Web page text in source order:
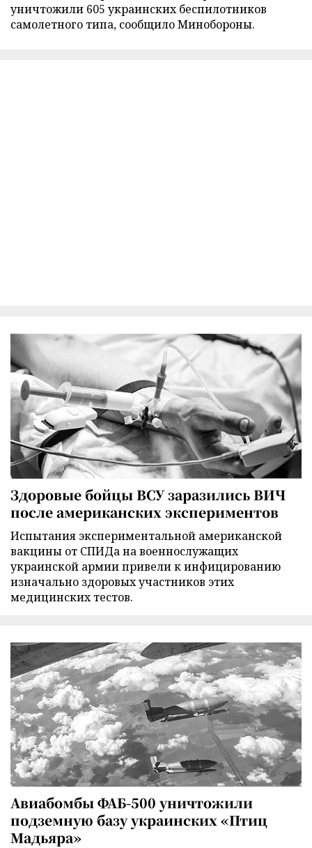
уничтожили 605 украинских беспилотников
самолетного типа, сообщило Минобороны.
Здоровые бойцы ВСУ заразились ВИЧ
после американских экспериментов
Испытания экспериментальной американской
вакцины от СПИДа на военнослужащих
украинской армии привели к инфицированию
изначально здоровых участников этих
медицинских тестов.
Авиабомбы ФАБ-500 уничтожили
подземную базу украинских «Птиц
Мадьяра»